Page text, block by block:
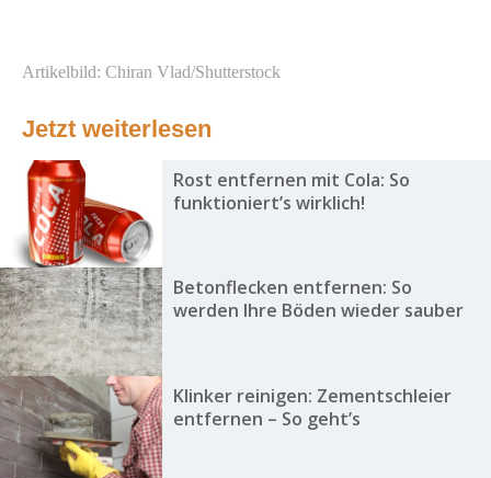
Artikelbild: Chiran Vlad/Shutterstock
Jetzt weiterlesen
Rost entfernen mit Cola: So
funktioniert’s wirklich!
Betonflecken entfernen: So
werden Ihre Böden wieder sauber
Klinker reinigen: Zementschleier
entfernen – So geht’s